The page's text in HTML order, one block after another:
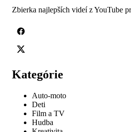
Zbierka najlepších videí z YouTube
Kategórie
Auto-moto
Deti
Film a TV
Hudba